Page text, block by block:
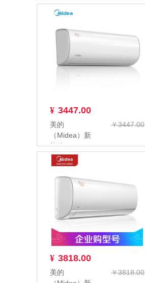
¥ 3447.00
￥3447.00
美的
（Midea）新
能效KFR-
26GW/BP3DN8Y-
PC4...
¥ 3818.00
￥3818.00
美的